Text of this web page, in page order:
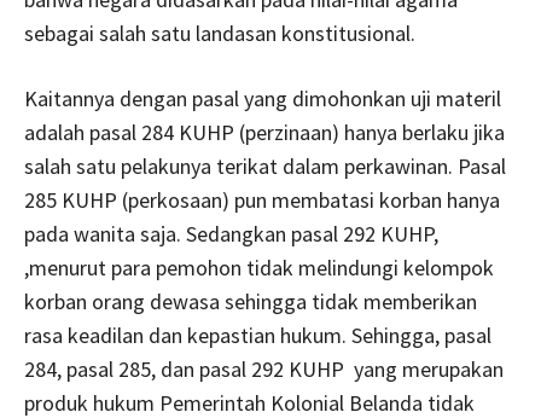
sebagai salah satu landasan konstitusional.
Kaitannya dengan pasal yang dimohonkan uji materil
adalah pasal 284 KUHP (perzinaan) hanya berlaku jika
salah satu pelakunya terikat dalam perkawinan. Pasal
285 KUHP (perkosaan) pun membatasi korban hanya
pada wanita saja. Sedangkan pasal 292 KUHP,
,menurut para pemohon tidak melindungi kelompok
korban orang dewasa sehingga tidak memberikan
rasa keadilan dan kepastian hukum. Sehingga, pasal
284, pasal 285, dan pasal 292 KUHP yang merupakan
produk hukum Pemerintah Kolonial Belanda tidak